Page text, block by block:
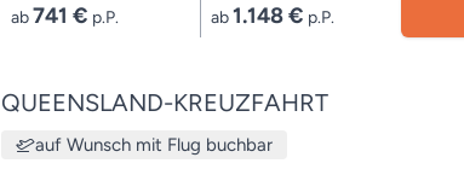
ab741 € p.P.
ab1.148 € p.P.
QUEENSLAND-KREUZFAHRT
auf Wunsch mit Flug buchbar